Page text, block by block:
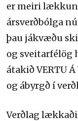
er meiri
ársverðbólga
þau jákvæðu
og sveitarfélög
átakið VERTU
og ábyrgð í
Verðlag